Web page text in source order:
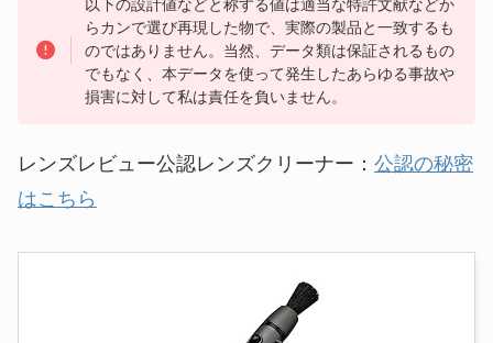
以下の設計値などと称する値は適当な特許文献などか
らカンで選び再現した物で、実際の製品と一致するも
のではありません。当然、データ類は保証されるもの
でもなく、本データを使って発生したあらゆる事故や
損害に対して私は責任を負いません。
レンズレビュー公認レンズクリーナー： 公認の秘密
はこちら